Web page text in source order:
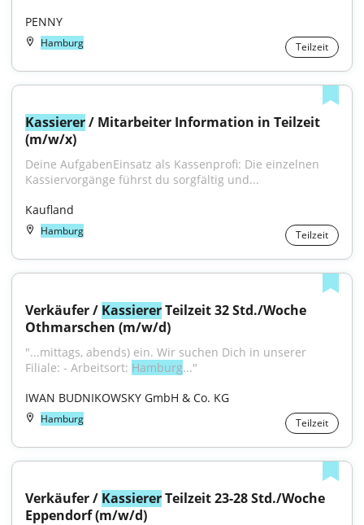
PENNY
Hamburg Teilzeit
Kassierer / Mitarbeiter Information in Teilzeit
(m/w/x)
Deine AufgabenEinsatz als Kassenprofi: Die einzelnen
Kassiervorgänge führst du sorgfältig und...
Kaufland
Hamburg Teilzeit
Verkäufer / Kassierer Teilzeit 32 Std./Woche
Othmarschen (m/w/d)
"...mittags, abends) ein. Wir suchen Dich in unserer
Filiale: - Arbeitsort: Hamburg..."
IWAN BUDNIKOWSKY GmbH & Co. KG
Hamburg Teilzeit
Verkäufer / Kassierer Teilzeit 23-28 Std./Woche
Eppendorf (m/w/d)